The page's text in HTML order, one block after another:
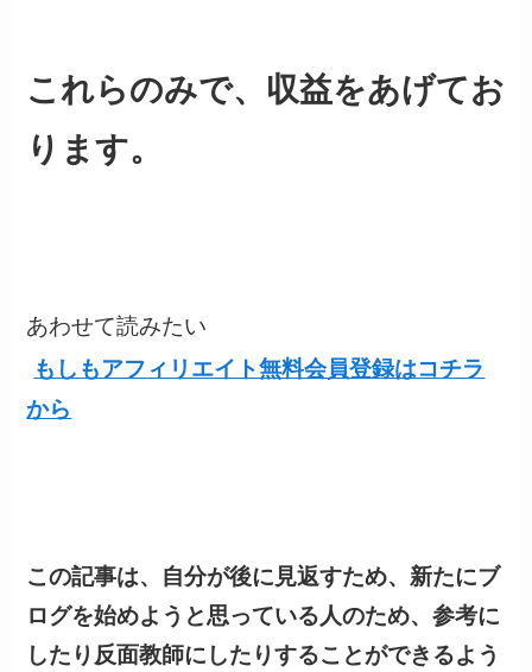
これらのみで、収益をあげてお
ります。
あわせて読みたい
もしもアフィリエイト無料会員登録はコチラ
から
この記事は、自分が後に見返すため、新たにブ
ログを始めようと思っている人のため、参考に
したり反面教師にしたりすることができるよう